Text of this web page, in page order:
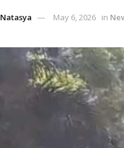
May 6, 2026 in